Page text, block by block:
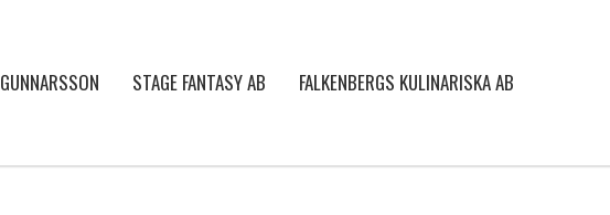
STAGE FANTASY AB FALKENBERGS KULINARISKA AB